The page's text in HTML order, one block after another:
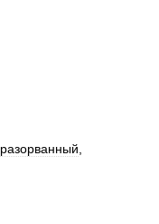
разорванный